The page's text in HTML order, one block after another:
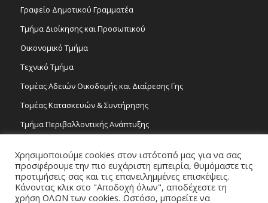
Γραφείο Δημοτικού Γραμματέα
Τμήμα Διοίκησης και Προσωπικού
Οικονομικό Τμήμα
Τεχνικό Τμήμα
Τομέας Αδειών Οικοδομής και Διαίρεσης Γης
Τομέας Κατασκευών & Συντήρησης
Τμήμα Περιβαλλοντικής Ανάπτυξης
Τομέας Γραμμάτων και Τεχνών
Τροχονομία
Χρησιμοποιούμε cookies στον ιστότοπό μας για να σας
προσφέρουμε την πιο ευχάριστη εμπειρία, θυμόμαστε τις
προτιμήσεις σας και τις επανειλημμένες επισκέψεις.
Κάνοντας κλικ στο "Αποδοχή όλων", αποδέχεστε τη
χρήση ΟΛΩΝ των cookies. Ωστόσο, μπορείτε να